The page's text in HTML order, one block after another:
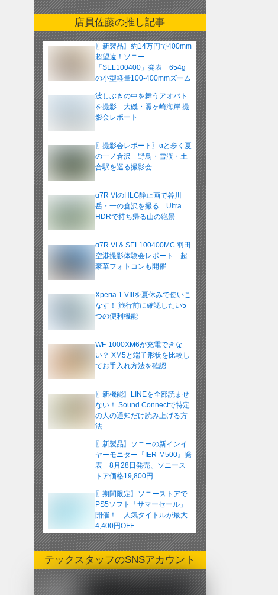
ー
カ
イ
店員佐藤の推し記事
〖新製品〗約14万円で400mm
超望遠！ソニー
「SEL100400」発表 654g
の小型軽量100-400mmズーム
波しぶきの中を舞うアオバト
を撮影 大磯・照ヶ崎海岸 撮
影会レポート
〖撮影会レポート〗αと歩く夏
の一ノ倉沢 野鳥・雪渓・土
合駅を巡る撮影会
α7R VIのHLG静止画で谷川
岳・一の倉沢を撮る Ultra
HDRで持ち帰る山の絶景
α7R VI & SEL100400MC 羽田
空港撮影体験会レポート 超
豪華フォトコンも開催
Xperia 1 VIIIを夏休みで使いこ
なす！ 旅行前に確認したい5
つの便利機能
WF-1000XM6が充電できな
い？ XM5と端子形状を比較し
てお手入れ方法を確認
〖新機能〗LINEを全部読ませ
ない！ Sound Connectで特定
の人の通知だけ読み上げる方
法
〖新製品〗ソニーの新インイ
ヤーモニター『IER-M500』発
表 8月28日発売、ソニース
トア価格19,800円
〖期間限定〗ソニーストアで
PS5ソフト「サマーセール」
開催！ 人気タイトルが最大
4,400円OFF
テックスタッフのSNSアカウント